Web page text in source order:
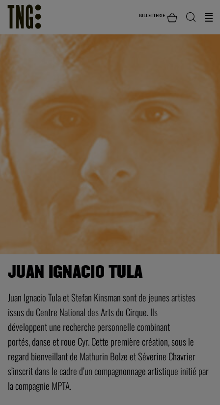
BILLETTERIE
JUAN IGNACIO TULA
Juan Ignacio Tula et Stefan Kinsman sont de jeunes artistes
issus du Centre National des Arts du Cirque. Ils
développent une recherche personnelle combinant
portés, danse et roue Cyr. Cette première création, sous le
regard bienveillant de Mathurin Bolze et Séverine Chavrier
s’inscrit dans le cadre d’un compagnonnage artistique initié par
la compagnie MPTA.